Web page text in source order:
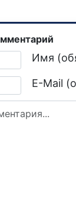
Имя
E-Mail